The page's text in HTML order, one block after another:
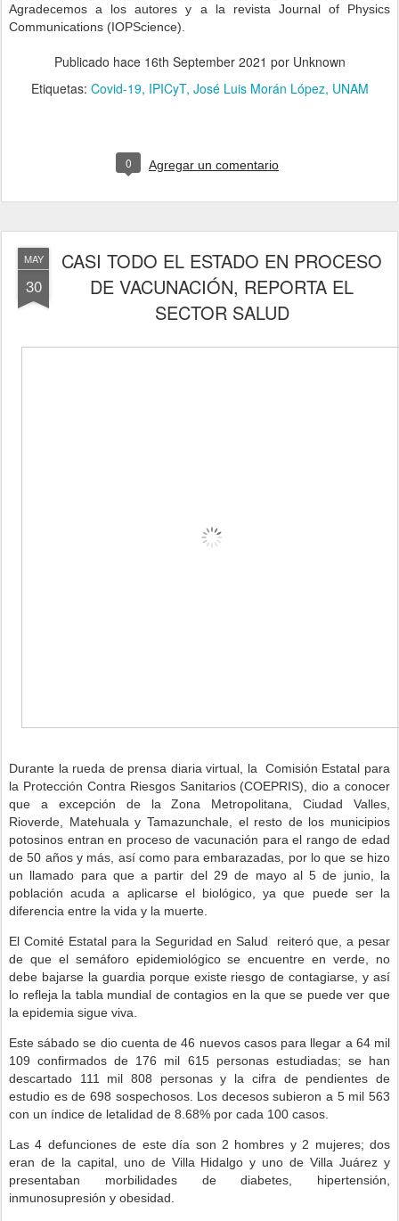
Agradecemos a los autores y a la revista Journal of Physics
Communications (IOPScience).
Publicado hace 16th September 2021 por Unknown
Etiquetas: Covid-19 IPICyT José Luis Morán López UNAM
0 Agregar un comentario
MAY
30
CASI TODO EL ESTADO EN PROCESO
DE VACUNACIÓN, REPORTA EL
SECTOR SALUD
Durante la rueda de prensa diaria virtual, la Comisión Estatal para
la Protección Contra Riesgos Sanitarios (COEPRIS), dio a conocer
que a excepción de la Zona Metropolitana, Ciudad Valles,
Rioverde, Matehuala y Tamazunchale, el resto de los municipios
potosinos entran en proceso de vacunación para el rango de edad
de 50 años y más, así como para embarazadas, por lo que se hizo
un llamado para que a partir del 29 de mayo al 5 de junio, la
población acuda a aplicarse el biológico, ya que puede ser la
diferencia entre la vida y la muerte.
El Comité Estatal para la Seguridad en Salud reiteró que, a pesar
de que el semáforo epidemiológico se encuentre en verde, no
debe bajarse la guardia porque existe riesgo de contagiarse, y así
lo refleja la tabla mundial de contagios en la que se puede ver que
la epidemia sigue viva.
Este sábado se dio cuenta de 46 nuevos casos para llegar a 64 mil
109 confirmados de 176 mil 615 personas estudiadas; se han
descartado 111 mil 808 personas y la cifra de pendientes de
estudio es de 698 sospechosos. Los decesos subieron a 5 mil 563
con un índice de letalidad de 8.68% por cada 100 casos.
Las 4 defunciones de este día son 2 hombres y 2 mujeres; dos
eran de la capital, uno de Villa Hidalgo y uno de Villa Juárez y
presentaban morbilidades de diabetes, hipertensión,
inmunosupresión y obesidad.